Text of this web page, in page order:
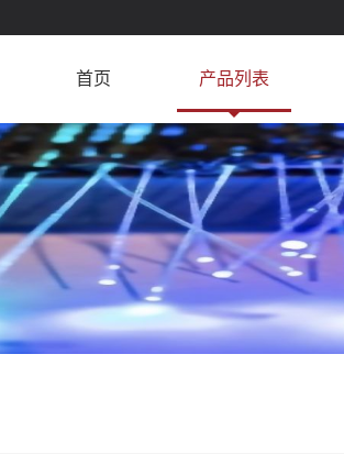
首页 产品列表